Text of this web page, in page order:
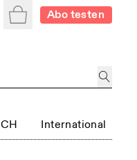
WarenkorbAbo testen
International